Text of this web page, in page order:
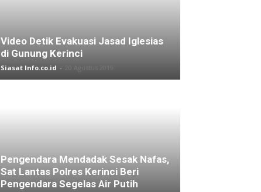
Video Detik Evakuasi Jasad Iglesias
di Gunung Kerinci
Siasat Info.co.id - 20 Agustus 2019
Pengendara Mendadak Sesak Nafas,
Sat Lantas Polres Kerinci Beri
Pengendara Segelas Air Putih